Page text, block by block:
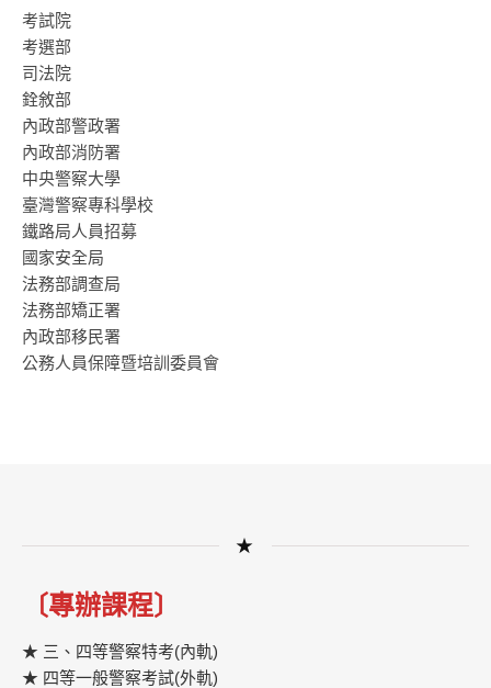
考試院
考選部
司法院
銓敘部
內政部警政署
內政部消防署
中央警察大學
臺灣警察專科學校
鐵路局人員招募
國家安全局
法務部調查局
法務部矯正署
內政部移民署
公務人員保障暨培訓委員會
★
〔專辦課程〕
★ 三、四等警察特考(內軌)
★ 四等一般警察考試(外軌)